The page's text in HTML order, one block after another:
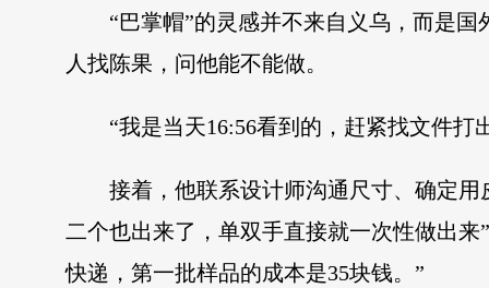
“巴掌帽”的灵感并不来自义乌，而是
人找陈果，问他能不能做。
“我是当天16:56看到的，赶紧找文件
接着，他联系设计师沟通尺寸、确定
二个也出来了，单双手直接就一次性做出
快递，第一批样品的成本是35块钱。”